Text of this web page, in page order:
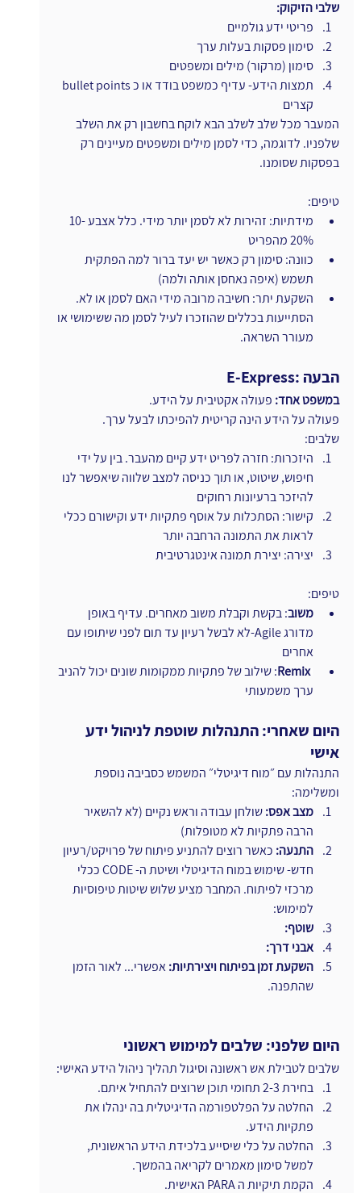
שלבי הזיקוק:
פריטי ידע גולמיים
סימון פסקות בעלות ערך
סימון (מרקור) מילים ומשפטים
קצרים
המעבר מכל שלב לשלב הבא לוקח בחשבון רק את השלב
שלפניו. לדוגמה, כדי לסמן מילים ומשפטים מעיינים רק
בפסקות שסומנו.
טיפים:
מידתיות: זהירות לא לסמן יותר מידי. כלל אצבע 10-
20% מהפריט
כוונה: סימון רק כאשר יש יעד ברור למה הפתקית
תשמש (איפה נאחסן אותה ולמה)
השקעת יתר: חשיבה מרובה מידי האם לסמן או לא.
הסתייעות בכללים שהוזכרו לעיל לסמן מה ששימושי או
מעורר השראה.
E-Express: הבעה
במשפט אחד: פעולה אקטיבית על הידע.
פעולה על הידע הינה קריטית להפיכתו לבעל ערך.
שלבים:
היזכרות: חזרה לפריט ידע קיים מהעבר. בין על ידי
חיפוש, שיטוט, או תוך כניסה למצב שלווה שיאפשר לנו
להיזכר ברעיונות רחוקים
קישור: הסתכלות על אוסף פתקיות ידע וקישורם ככלי
לראות את התמונה הרחבה יותר
יצירה: יצירת תמונה אינטגרטיבית
טיפים:
משוב: בקשת וקבלת משוב מאחרים. עדיף באופן
מדורג Agile-לא לבשל רעיון עד תום לפני שיתופו עם
אחרים
וRemix: שילוב של פתקיות ממקומות שונים יכול להניב
ערך משמעותי
היום שאחרי: התנהלות שוטפת לניהול ידע
אישי
התנהלות עם ״מוח דיגיטלי״ המשמש כסביבה נוספת
ומשלימה:
מצב אפס: שולחן עבודה וראש נקיים (לא להשאיר
הרבה פתקיות לא מטופלות)
התנעה: כאשר רוצים להתניע פיתוח של פרויקט/רעיון
חדש- שימוש במוח הדיגיטלי ושיטת ה- CODE ככלי
מרכזי לפיתוח. המחבר מציע שלוש שיטות טיפוסיות
למימוש:
שוטף:
אבני דרך:
השקעת זמן בפיתוח ויצירתיות: אפשרי... לאור הזמן
שהתפנה.
היום שלפני: שלבים למימוש ראשוני
שלבים לטבילת אש ראשונה וסיגול תהליך ניהול הידע האישי:
בחירת 2-3 תחומי תוכן שרוצים להתחיל איתם.
החלטה על הפלטפורמה הדיגיטלית בה ינהלו את
פתקיות הידע.
החלטה על כלי שיסייע בלכידת הידע הראשונית,
למשל סימון מאמרים לקריאה בהמשך.
הקמת תיקיות ה PARA האישית.